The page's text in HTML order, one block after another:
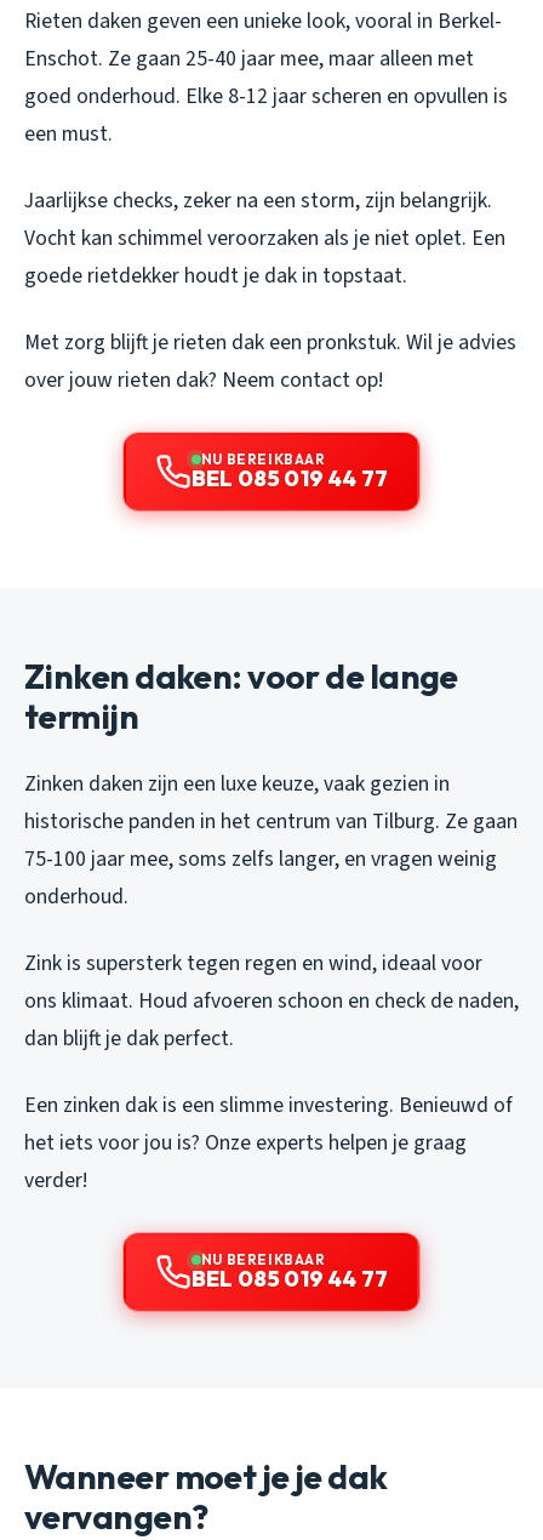
Rieten daken geven een unieke look, vooral in Berkel-
Enschot. Ze gaan 25-40 jaar mee, maar alleen met
goed onderhoud. Elke 8-12 jaar scheren en opvullen is
een must.
Jaarlijkse checks, zeker na een storm, zijn belangrijk.
Vocht kan schimmel veroorzaken als je niet oplet. Een
goede rietdekker houdt je dak in topstaat.
Met zorg blijft je rieten dak een pronkstuk. Wil je advies
over jouw rieten dak? Neem contact op!
NU BEREIKBAAR
BEL 085 019 44 77
Zinken daken: voor de lange
termijn
Zinken daken zijn een luxe keuze, vaak gezien in
historische panden in het centrum van Tilburg. Ze gaan
75-100 jaar mee, soms zelfs langer, en vragen weinig
onderhoud.
Zink is supersterk tegen regen en wind, ideaal voor
ons klimaat. Houd afvoeren schoon en check de naden,
dan blijft je dak perfect.
Een zinken dak is een slimme investering. Benieuwd of
het iets voor jou is? Onze experts helpen je graag
verder!
NU BEREIKBAAR
BEL 085 019 44 77
Wanneer moet je je dak
vervangen?